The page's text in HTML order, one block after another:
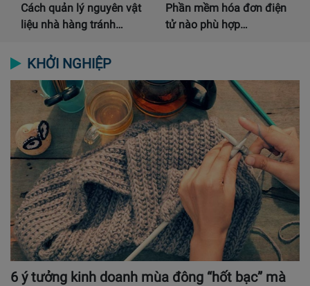
Cách quản lý nguyên vật
liệu nhà hàng tránh…
Phần mềm hóa đơn điện
tử nào phù hợp…
KHỞI NGHIỆP
6 ý tưởng kinh doanh mùa đông “hốt bạc” mà